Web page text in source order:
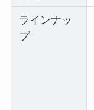
ラインナッ
プ